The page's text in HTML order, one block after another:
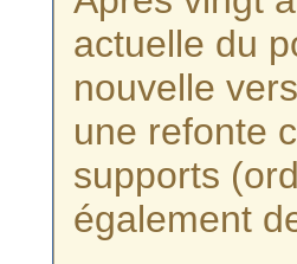
actuelle du
nouvelle
une refonte
supports
également